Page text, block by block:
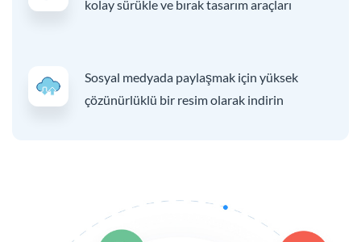
kolay sürükle ve bırak tasarım araçları
Sosyal medyada paylaşmak için yüksek
çözünürlüklü bir resim olarak indirin